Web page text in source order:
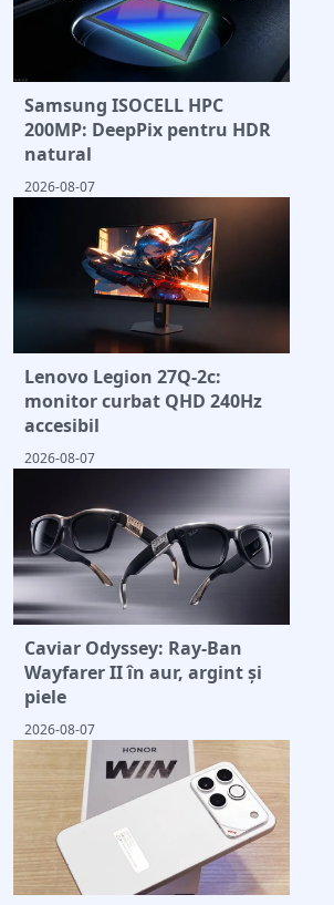
Samsung ISOCELL HPC
200MP: DeepPix pentru HDR
natural
2026-08-07
Lenovo Legion 27Q-2c:
monitor curbat QHD 240Hz
accesibil
2026-08-07
Caviar Odyssey: Ray-Ban
Wayfarer II în aur, argint și
piele
2026-08-07